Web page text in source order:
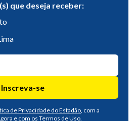
que deseja receber:
Inscreva-se
de Privacidade do Estadão, com a
e com os Termos de Uso.